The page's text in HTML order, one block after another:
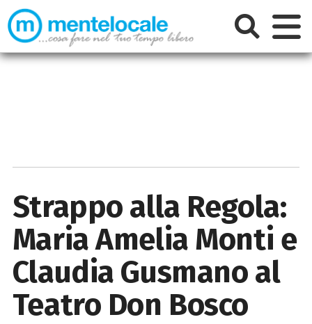
Strappo alla Regola:
Maria Amelia Monti e
Claudia Gusmano al
Teatro Don Bosco